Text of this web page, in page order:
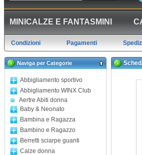
MINICALZE E FANTASMINI
Condizioni Pagamenti
Naviga per Categorie
Abbigliamento sportivo
Abbigliamento WINX Club
Aertre Abiti donna
Baby & Neonato
Bambina e Ragazza
Bambino e Ragazzo
Berretti sciarpe guanti
Calze donna